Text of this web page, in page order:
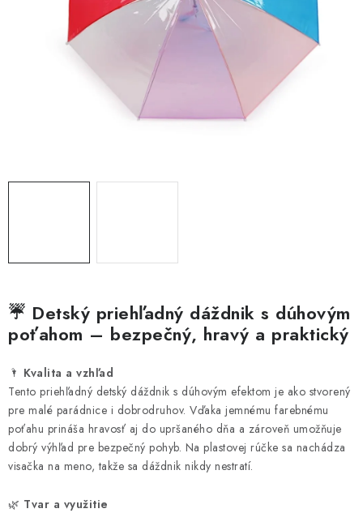
☔ Detský priehľadný dáždnik s dúhovým
poťahom – bezpečný, hravý a praktický
🌂 Kvalita a vzhľad
Tento priehľadný detský dáždnik s dúhovým efektom je ako stvorený
pre malé parádnice i dobrodruhov. Vďaka jemnému farebnému
poťahu prináša hravosť aj do upršaného dňa a zároveň umožňuje
dobrý výhľad pre bezpečný pohyb. Na plastovej rúčke sa nachádza
visačka na meno, takže sa dáždnik nikdy nestratí.
🌿 Tvar a využitie